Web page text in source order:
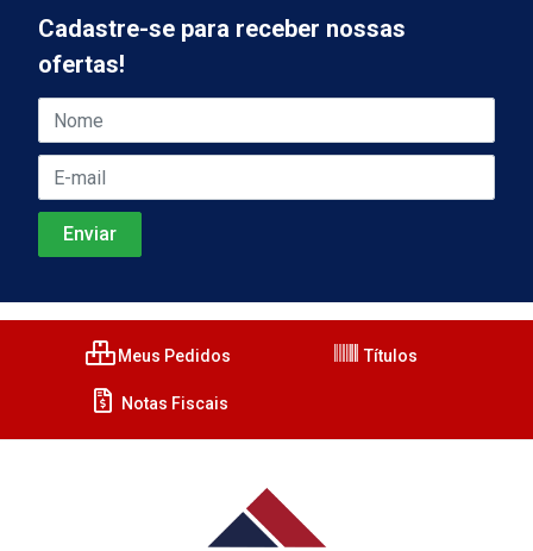
Cadastre-se para receber nossas
ofertas!
Meus Pedidos Títulos
Notas Fiscais